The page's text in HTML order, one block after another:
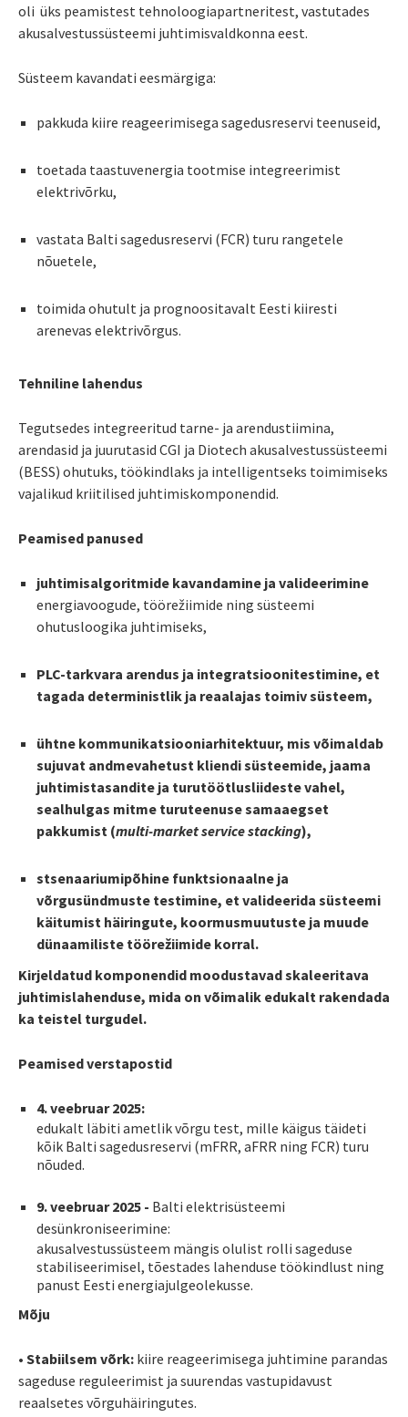
oli üks peamistest tehnoloogiapartneritest, vastutades
akusalvestussüsteemi juhtimisvaldkonna eest.
Süsteem kavandati eesmärgiga:
pakkuda kiire reageerimisega sagedusreservi teenuseid,
toetada taastuvenergia tootmise integreerimist
elektrivõrku,
vastata Balti sagedusreservi (FCR) turu rangetele
nõuetele,
toimida ohutult ja prognoositavalt Eesti kiiresti
arenevas elektrivõrgus.
Tehniline lahendus
Tegutsedes integreeritud tarne- ja arendustiimina,
arendasid ja juurutasid CGI ja Diotech akusalvestussüsteemi
(BESS) ohutuks, töökindlaks ja intelligentseks toimimiseks
vajalikud kriitilised juhtimiskomponendid.
Peamised panused
juhtimisalgoritmide kavandamine ja valideerimine
energiavoogude, töörežiimide ning süsteemi
ohutusloogika juhtimiseks,
PLC-tarkvara arendus ja integratsioonitestimine, et
tagada deterministlik ja reaalajas toimiv süsteem,
ühtne kommunikatsiooniarhitektuur, mis võimaldab
sujuvat andmevahetust kliendi süsteemide, jaama
juhtimistasandite ja turutöötlusliideste vahel,
sealhulgas mitme turuteenuse samaaegset
pakkumist (multi-market service stacking),
stsenaariumipõhine funktsionaalne ja
võrgusündmuste testimine, et valideerida süsteemi
käitumist häiringute, koormusmuutuste ja muude
dünaamiliste töörežiimide korral.
Kirjeldatud komponendid moodustavad skaleeritava
juhtimislahenduse, mida on võimalik edukalt rakendada
ka teistel turgudel.
Peamised verstapostid
4. veebruar 2025:
edukalt läbiti ametlik võrgu test, mille käigus täideti
kõik Balti sagedusreservi (mFRR, aFRR ning FCR) turu
nõuded.
9. veebruar 2025 - Balti elektrisüsteemi
desünkroniseerimine:
akusalvestussüsteem mängis olulist rolli sageduse
stabiliseerimisel, tõestades lahenduse töökindlust ning
panust Eesti energiajulgeolekusse.
Mõju
• Stabiilsem võrk: kiire reageerimisega juhtimine parandas
sageduse reguleerimist ja suurendas vastupidavust
reaalsetes võrguhäiringutes.